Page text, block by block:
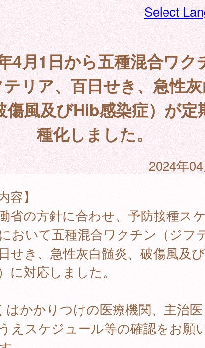
Select
4月1日から五種混合ワク
リア、百日せき、急性
傷風及びHib感染症）が定
種化しました。
2024年
容】
省の方針に合わせ、予防接種ス
おいて五種混合ワクチン（ジフ
せき、急性灰白髄炎、破傷風及
に対応しました。
はかかりつけの医療機関、主治
えスケジュール等の確認をお願